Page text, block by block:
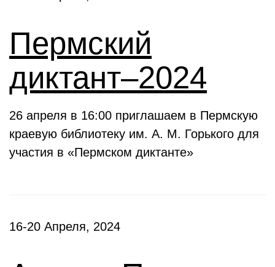
Пермский
диктант–2024
26 апреля в 16:00 приглашаем в Пермскую
краевую библиотеку им. А. М. Горького для
участия в «Пермском диктанте»
16-20 Апреля, 2024